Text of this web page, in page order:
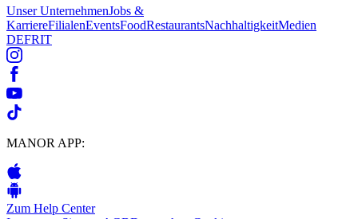
Unser UnternehmenJobs &
KarriereFilialenEventsFoodRestaurantsNachhaltigkeitMedien
DEFRIT
MANOR APP:
Zum Help Center